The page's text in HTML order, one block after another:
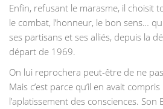
Enfin, refusant le marasme, il choisit
le combat, l’honneur, le bon sens…
ses partisans et ses alliés, depuis la
départ de 1969.
On lui reprochera peut-être de ne
Mais c’est parce qu’il en avait
l’aplatissement des consciences. Son